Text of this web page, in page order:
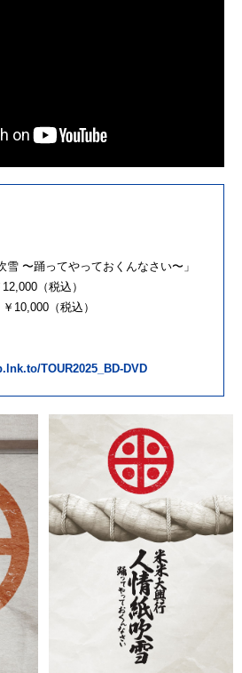
〜踊ってやっておくんなさい〜」
12,000 （税込）
￥ 10,000 （税込）
TOUR2025_BD-DVD